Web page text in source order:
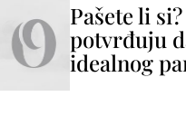
Pašete li
potvrđuju
idealnog